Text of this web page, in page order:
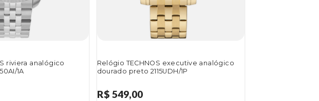
riviera analógico
1A
Relógio TECHNOS executive analógico
dourado preto 2115UDH/1P
R$ 549,00